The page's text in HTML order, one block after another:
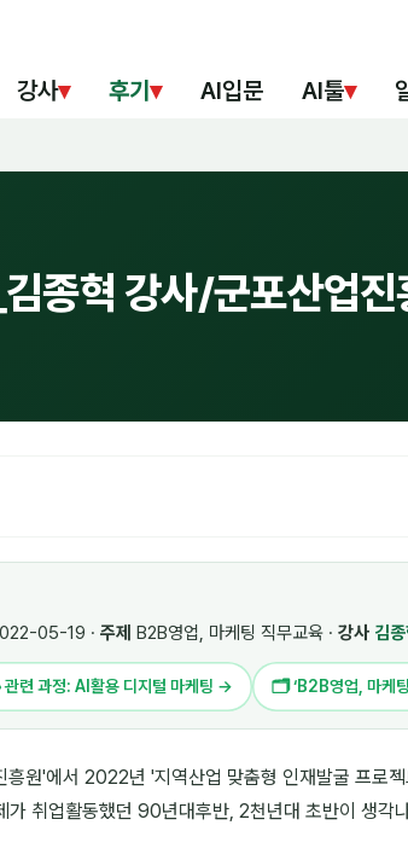
강사▾ 후기 ▾ AI입문 AI툴▾
종혁 강사/군포산업진
05-19 · 주제 B2B영업, 마케팅 직무교육 · 강사 김
관련 과정: AI활용 디지털 마케팅 → 🗂 ‘B2B영업, 마케
흥원'에서 2022년 '지역산업 맞춤형 인재발굴 프로
가 취업활동했던 90년대후반, 2천년대 초반이 생각